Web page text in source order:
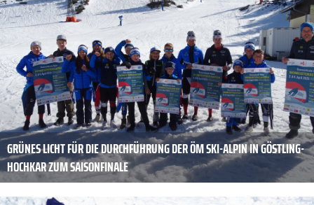
GRÜNES LICHT FÜR DIE DURCHFÜHRUNG DER ÖM SKI-ALPIN IN GÖSTLING-
HOCHKAR ZUM SAISONFINALE